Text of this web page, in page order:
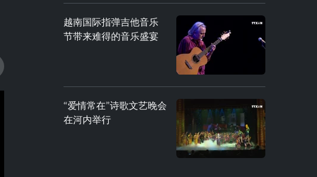
越南国际指弹吉他音乐
节带来难得的音乐盛宴
“爱情常在”诗歌文艺晚会
在河内举行